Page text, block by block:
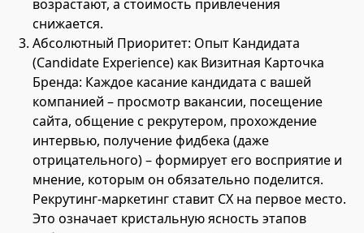
возрастают, а стоимость привлечения
снижается.
Абсолютный Приоритет: Опыт Кандидата
(Candidate Experience) как Визитная Карточка
Бренда: Каждое касание кандидата с вашей
компанией – просмотр вакансии, посещение
сайта, общение с рекрутером, прохождение
интервью, получение фидбека (даже
отрицательного) – формирует его восприятие и
мнение, которым он обязательно поделится.
Рекрутинг-маркетинг ставит CX на первое место.
Это означает кристальную ясность этапов